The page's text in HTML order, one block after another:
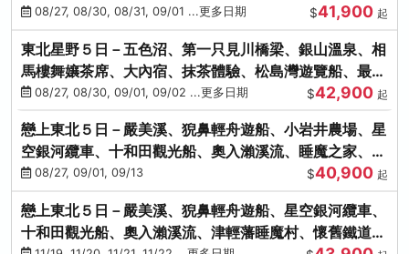
牡蠣、握壽司體驗
08/27, 08/30, 08/31, 09/01 ...更多日期 $41,900 起
東北星野５日－五色沼、第一只見川橋梁、銀山溫泉、相
馬樓舞孃茶席、大內宿、抹茶體驗、松島灣遊覽船、最上
川輕舟、螃蟹御膳
08/27, 08/30, 09/01, 09/02 ...更多日期 $42,900 起
戀上東北５日－嚴美溪、猊鼻輕舟遊船、小岩井農場、星
空銀河纜車、十和田觀光船、奧入瀨溪流、睡魔之家、朱
紅社殿（仙台／青森）
08/27, 09/01, 09/13 $40,900 起
戀上東北５日－嚴美溪、猊鼻輕舟遊船、星空銀河纜車、
十和田觀光船、奧入瀨溪流、津輕藩睡魔村、懷舊鐵道